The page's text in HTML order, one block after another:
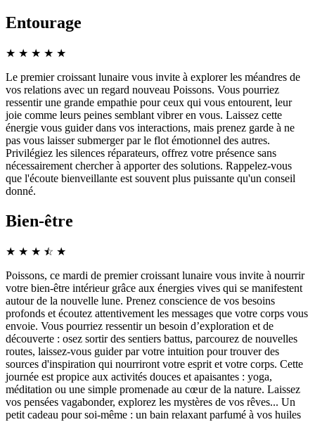
Entourage
★ ★ ★ ★ ★
Le premier croissant lunaire vous invite à explorer les méandres de
vos relations avec un regard nouveau Poissons. Vous pourriez
ressentir une grande empathie pour ceux qui vous entourent, leur
joie comme leurs peines semblant vibrer en vous. Laissez cette
énergie vous guider dans vos interactions, mais prenez garde à ne
pas vous laisser submerger par le flot émotionnel des autres.
Privilégiez les silences réparateurs, offrez votre présence sans
nécessairement chercher à apporter des solutions. Rappelez-vous
que l'écoute bienveillante est souvent plus puissante qu'un conseil
donné.
Bien-être
★ ★ ★ ☆
★ ★
Poissons, ce mardi de premier croissant lunaire vous invite à nourrir
votre bien-être intérieur grâce aux énergies vives qui se manifestent
autour de la nouvelle lune. Prenez conscience de vos besoins
profonds et écoutez attentivement les messages que votre corps vous
envoie. Vous pourriez ressentir un besoin d’exploration et de
découverte : osez sortir des sentiers battus, parcourez de nouvelles
routes, laissez-vous guider par votre intuition pour trouver des
sources d'inspiration qui nourriront votre esprit et votre corps. Cette
journée est propice aux activités douces et apaisantes : yoga,
méditation ou une simple promenade au cœur de la nature. Laissez
vos pensées vagabonder, explorez les mystères de vos rêves... Un
petit cadeau pour soi-même : un bain relaxant parfumé à vos huiles